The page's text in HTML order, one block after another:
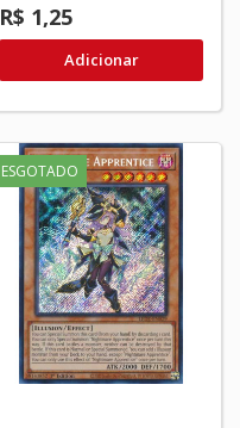
R$ 1,25
Adicionar
ESGOTADO